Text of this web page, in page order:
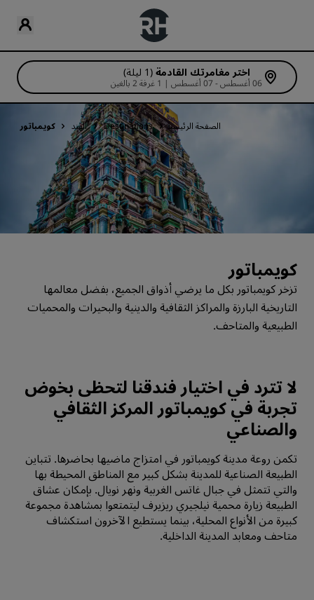
اختر مغامرتك القادمة (1 ليلة)
06 أغسطس - 07 أغسطس | 1 غرفة 2 بالغين
الصفحة الرئيسية Destinations الهند كويمباتور
كويمباتور
تزخر كويمباتور بكل ما يرضي أذواق الجميع، بفضل معالمها
التاريخية البارزة والمراكز الثقافية والدينية والبحيرات والمحميات
الطبيعية والمتاحف.
لا تترد في اختيار فندقنا لتحظى بخوض
تجربة في كويمباتور المركز الثقافي
والصناعي
تكمن روعة مدينة كويمباتور في امتزاج ماضيها بحاضرها. تتباين
الطبيعة الصناعية للمدينة بشكل كبير مع المناطق المحيطة بها
والتي تتمثل في جبال غاتس الغربية ونهر نويال. بإمكان عشاق
الطبيعة زيارة محمية نيلجيري ريزيرف ليتمتعوا بمشاهدة مجموعة
كبيرة من الأنواع المحلية، بينما يستطيع الآخرون استكشاف
متاحف ومعابد المدينة الداخلية.